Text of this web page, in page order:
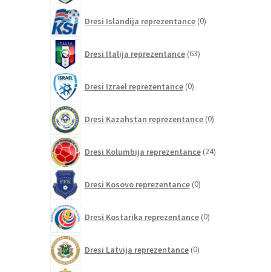
Dresi Islandija reprezentance 0izdelkov
Dresi Italija reprezentance 63izdelkov
Dresi Izrael reprezentance 0izdelkov
Dresi Kazahstan reprezentance 0izdelkov
Dresi Kolumbija reprezentance 24izdelkov
Dresi Kosovo reprezentance 0izdelkov
Dresi Kostarika reprezentance 0izdelkov
Dresi Latvija reprezentance 0izdelkov